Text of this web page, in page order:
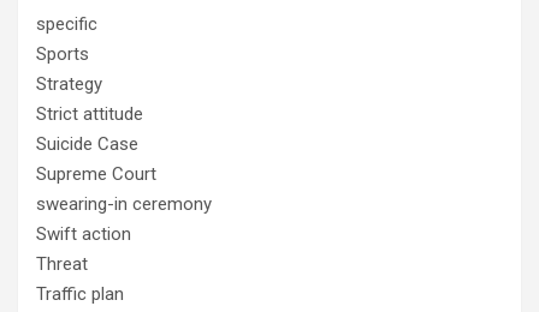
specific
Sports
Strategy
Strict attitude
Suicide Case
Supreme Court
swearing-in ceremony
Swift action
Threat
Traffic plan